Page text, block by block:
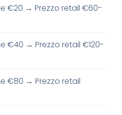
€20 → Prezzo retail €60-
€40 → Prezzo retail €120-
€80 → Prezzo retail